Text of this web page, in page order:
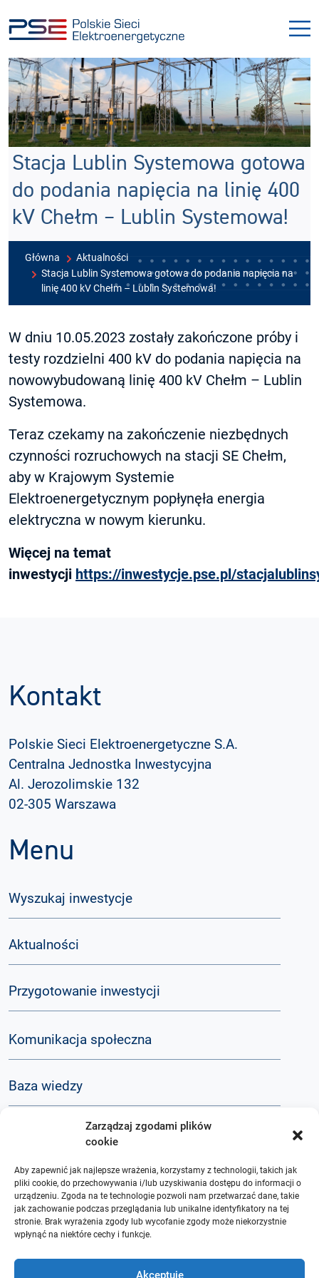
Zarządzaj zgodami plików
cookie
Aby zapewnić jak najlepsze wrażenia, korzystamy z technologii, takich jak
pliki cookie, do przechowywania i/lub uzyskiwania dostępu do informacji o
urządzeniu. Zgoda na te technologie pozwoli nam przetwarzać dane, takie
jak zachowanie podczas przeglądania lub unikalne identyfikatory na tej
stronie. Brak wyrażenia zgody lub wycofanie zgody może niekorzystnie
wpłynąć na niektóre cechy i funkcje.
Akceptuję
do
menu
do
treści
Stacja Lublin Systemowa gotowa
do podania napięcia na linię 400
kV Chełm – Lublin Systemowa!
Główna
Aktualności
Stacja Lublin Systemowa gotowa do podania napięcia na
linię 400 kV Chełm – Lublin Systemowa!
W dniu 10.05.2023 zostały zakończone próby i
testy rozdzielni 400 kV do podania napięcia na
nowowybudowaną linię 400 kV Chełm – Lublin
Systemowa.
Teraz czekamy na zakończenie niezbędnych
czynności rozruchowych na stacji SE Chełm,
aby w Krajowym Systemie
Elektroenergetycznym popłynęła energia
elektryczna w nowym kierunku.
Więcej na temat
inwestycji https://inwestycje.pse.pl/
Kontakt
Polskie Sieci Elektroenergetyczne S.A.
Centralna Jednostka Inwestycyjna
Al. Jerozolimskie 132
02-305 Warszawa
Menu
Wyszukaj inwestycje
Aktualności
Przygotowanie inwestycji
Komunikacja społeczna
Baza wiedzy
O nas